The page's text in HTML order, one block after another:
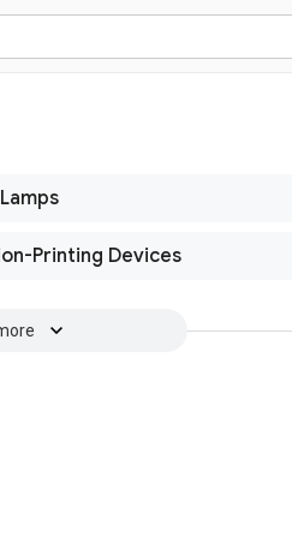
Printing Devices